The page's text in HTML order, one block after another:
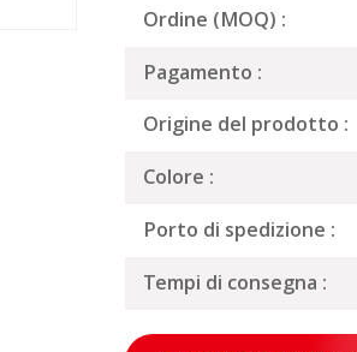
Ordine (MOQ) :
Pagamento :
Origine del prodotto :
Colore :
Porto di spedizione :
Tempi di consegna :